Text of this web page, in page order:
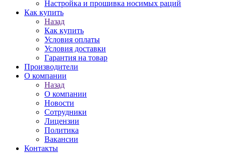
Настройка и прошивка носимых раций
Как купить
Назад
Как купить
Условия оплаты
Условия доставки
Гарантия на товар
Производители
О компании
Назад
О компании
Новости
Сотрудники
Лицензии
Политика
Вакансии
Контакты